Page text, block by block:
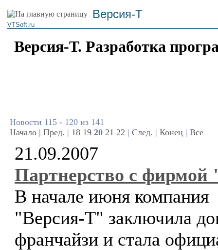
Версия-Т
VTSoft.ru
Версия-Т. Разработка
Новости 115 - 120 из 141
Начало | Пред. | 18 19 20 21 22 | След. | Конец | Все
21.09.2007
Партнерство с
В начале июня компания
"Версия-Т" заключила
франчайзи и стала